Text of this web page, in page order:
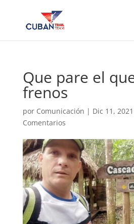
Que pare el
frenos
por Comunicación | Dic 11, 2021
Comentarios